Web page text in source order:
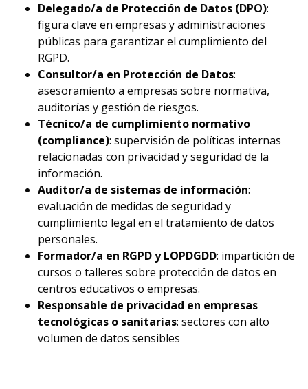
Delegado/a de Protección de Datos (DPO):
figura clave en empresas y administraciones
públicas para garantizar el cumplimiento del
RGPD.
Consultor/a en Protección de Datos:
asesoramiento a empresas sobre normativa,
auditorías y gestión de riesgos.
Técnico/a de cumplimiento normativo
(compliance): supervisión de políticas internas
relacionadas con privacidad y seguridad de la
información.
Auditor/a de sistemas de información:
evaluación de medidas de seguridad y
cumplimiento legal en el tratamiento de datos
personales.
Formador/a en RGPD y LOPDGDD: impartición de
cursos o talleres sobre protección de datos en
centros educativos o empresas.
Responsable de privacidad en empresas
tecnológicas o sanitarias: sectores con alto
volumen de datos sensibles